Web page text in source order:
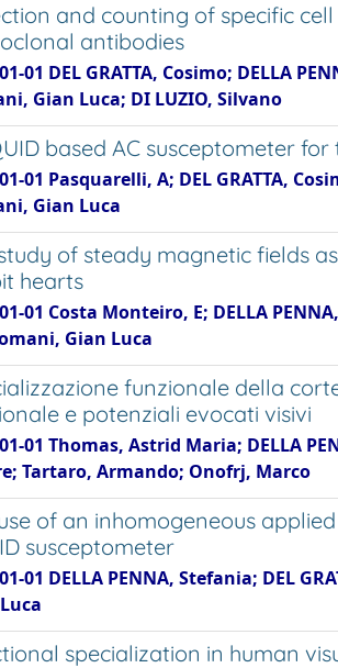
and counting of specific
antibodies
01 DEL GRATTA, Cosimo; DELLA
Gian Luca; DI LUZIO, Silvano
based AC susceptometer
01 Pasquarelli, A; DEL GRATTA,
Gian Luca
of steady magnetic fields
hearts
01 Costa Monteiro, E; DELLA
Gian Luca
funzionale della
e potenziali evocati visivi
01 Thomas, Astrid Maria; DELLA
Tartaro, Armando; Onofrj, Marco
of an inhomogeneous
susceptometer
01 DELLA PENNA, Stefania; DEL
specialization in human